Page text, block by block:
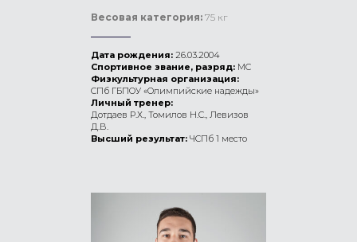
Весовая категория: 75 кг
Дата рождения: 26.03.2004
Спортивное звание, разряд: МС
Физкультурная организация:
СПб ГБПОУ «Олимпийские надежды»
Личный тренер:
Дотдаев Р.Х., Томилов Н.С., Левизов
Д.В.
Высший результат: ЧСПб 1 место